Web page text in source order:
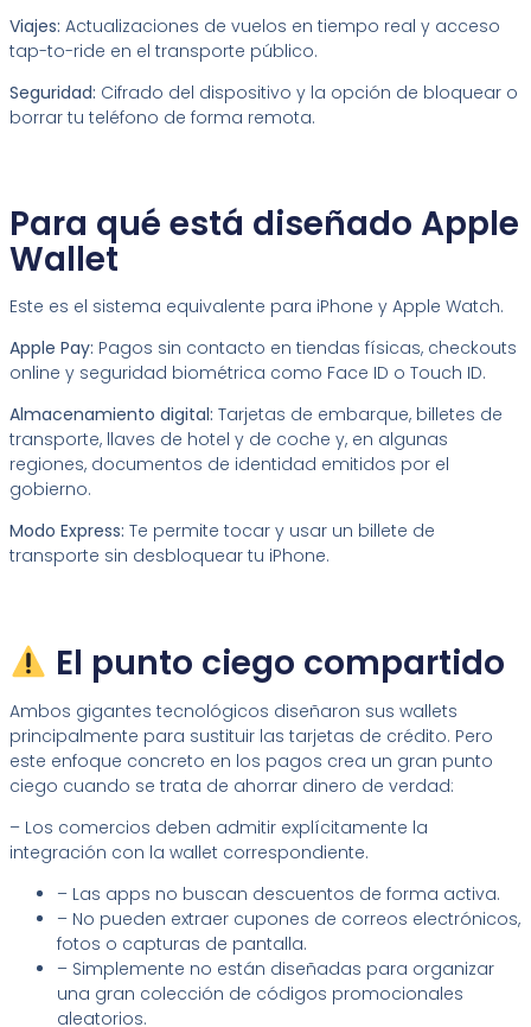
Viajes: Actualizaciones de vuelos en tiempo real y acceso
tap-to-ride en el transporte público.
Seguridad: Cifrado del dispositivo y la opción de bloquear o
borrar tu teléfono de forma remota.
Para qué está diseñado Apple
Wallet
Este es el sistema equivalente para iPhone y Apple Watch.
Apple Pay: Pagos sin contacto en tiendas físicas, checkouts
online y seguridad biométrica como Face ID o Touch ID.
Almacenamiento digital: Tarjetas de embarque, billetes de
transporte, llaves de hotel y de coche y, en algunas
regiones, documentos de identidad emitidos por el
gobierno.
Modo Express: Te permite tocar y usar un billete de
transporte sin desbloquear tu iPhone.
El punto ciego compartido
Ambos gigantes tecnológicos diseñaron sus wallets
principalmente para sustituir las tarjetas de crédito. Pero
este enfoque concreto en los pagos crea un gran punto
ciego cuando se trata de ahorrar dinero de verdad:
– Los comercios deben admitir explícitamente la
integración con la wallet correspondiente.
– Las apps no buscan descuentos de forma activa.
– No pueden extraer cupones de correos electrónicos,
fotos o capturas de pantalla.
– Simplemente no están diseñadas para organizar
una gran colección de códigos promocionales
aleatorios.